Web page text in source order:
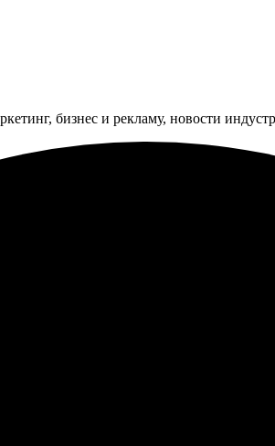
бизнес и рекламу, новости